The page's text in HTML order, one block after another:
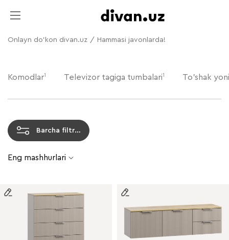
Onlayn do'kon divan.uz / Hammasi javonlarda!
Komodlar1 Televizor tagiga tumbalari 1 To'shak
Barcha filtrlar
Eng mashhurlari